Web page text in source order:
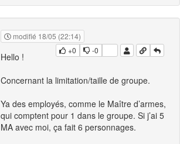
modifié 18/05 (22:14)
+0
-0
Hello !
Concernant la limitation/taille de groupe.
Ya des employés, comme le Maître d’armes,
qui comptent pour 1 dans le groupe. Si j’ai 5
MA avec moi, ça fait 6 personnages.